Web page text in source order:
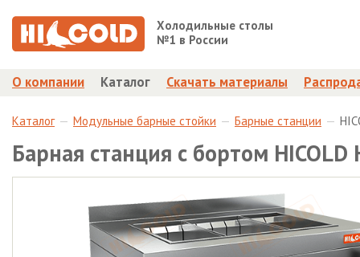
Холодильные столы
№1 в России
О компании Каталог Скачать материалы
Каталог Модульные барные стойки Барные станции
Барная станция с бортом